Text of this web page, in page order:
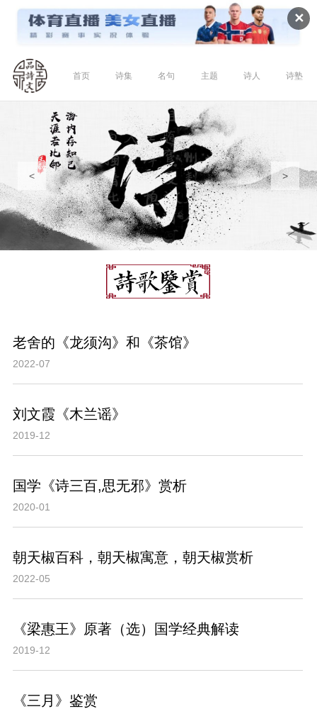
✕
首页 诗集 名句 主题 诗人 诗塾
< >
老舍的《龙须沟》和《茶馆》
2022-07
刘文霞《木兰谣》
2019-12
国学《诗三百,思无邪》赏析
2020-01
朝天椒百科，朝天椒寓意，朝天椒赏析
2022-05
《梁惠王》原著（选）国学经典解读
2019-12
《三月》鉴赏